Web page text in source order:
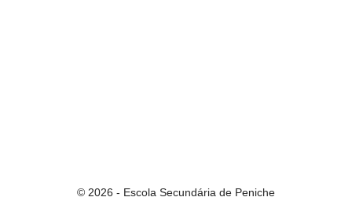
© 2026 - Escola Secundária de Peniche